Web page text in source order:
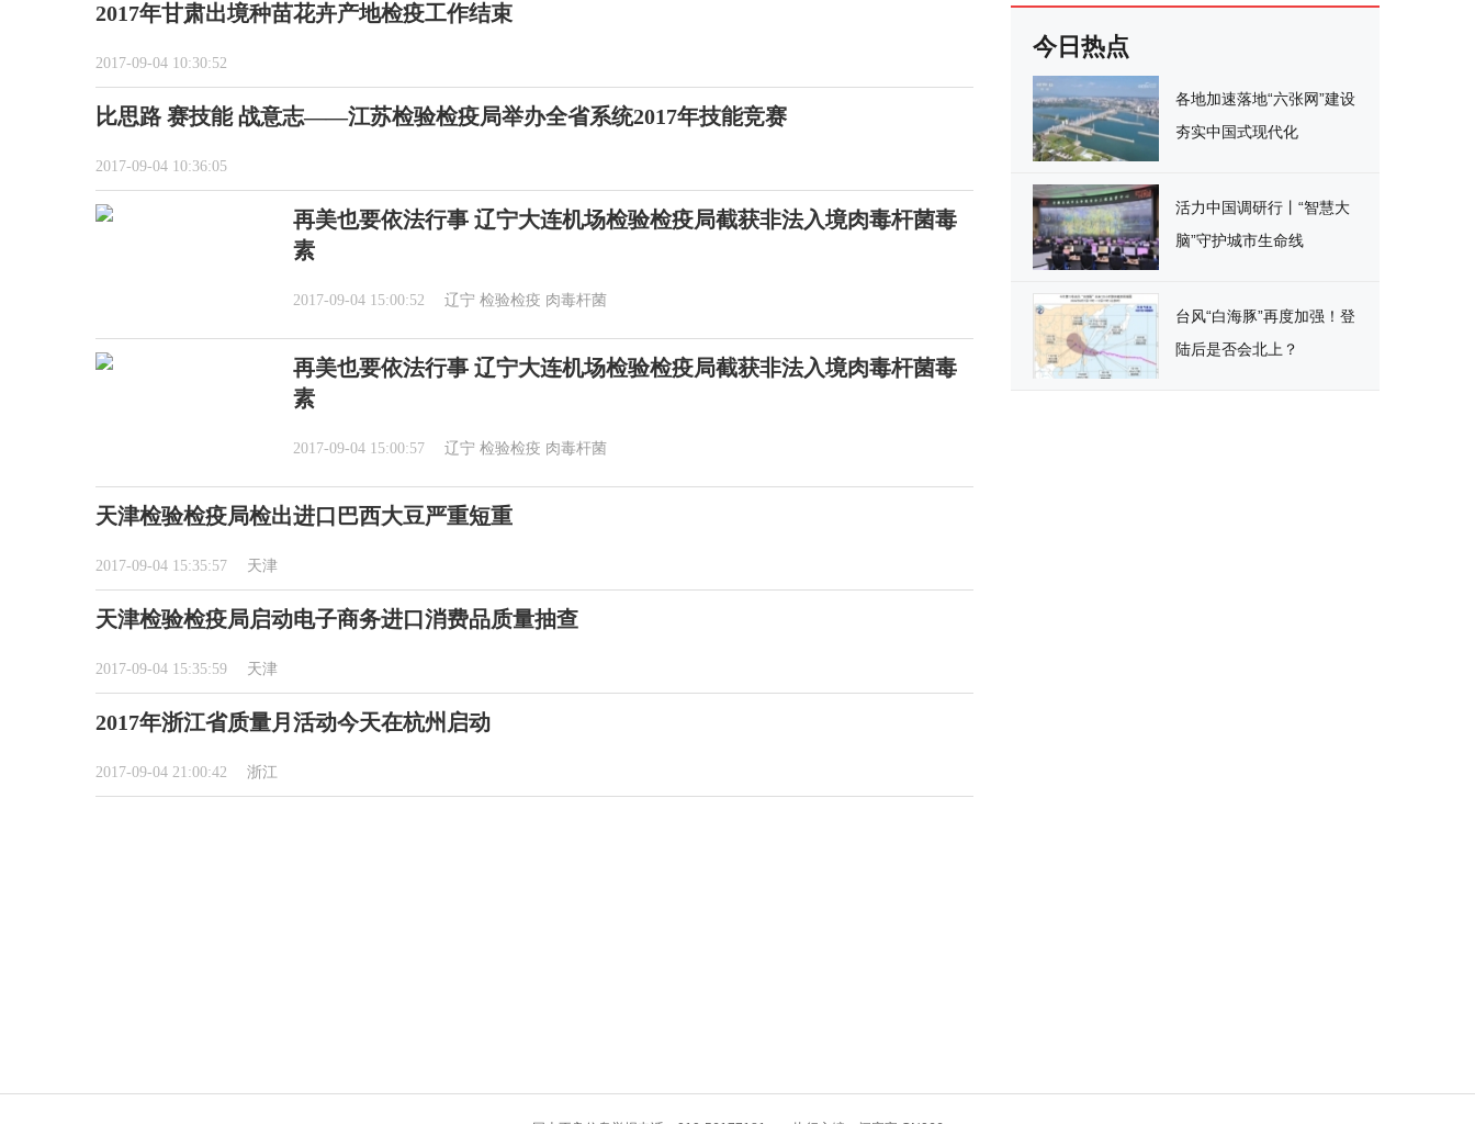
2017年甘肃出境种苗花卉产地检疫工作结束
2017-09-04 10:30:52
比思路 赛技能 战意志——江苏检验检疫局举办全省系统2017年技能竞赛
2017-09-04 10:36:05
再美也要依法行事 辽宁大连机场检验检疫局截获非法入境肉毒杆菌毒
素
2017-09-04 15:00:52 辽宁 检验检疫 肉毒杆菌
再美也要依法行事 辽宁大连机场检验检疫局截获非法入境肉毒杆菌毒
素
2017-09-04 15:00:57 辽宁 检验检疫 肉毒杆菌
天津检验检疫局检出进口巴西大豆严重短重
2017-09-04 15:35:57 天津
天津检验检疫局启动电子商务进口消费品质量抽查
2017-09-04 15:35:59 天津
2017年浙江省质量月活动今天在杭州启动
2017-09-04 21:00:42 浙江
今日热点
各地加速落地“六张网”建设
夯实中国式现代化
活力中国调研行丨“智慧大
脑”守护城市生命线
台风“白海豚”再度加强！登
陆后是否会北上？